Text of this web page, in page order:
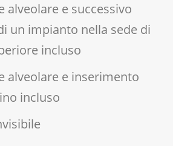
alveolare e successivo
un impianto nella sede di
incluso
alveolare e inserimento
incluso